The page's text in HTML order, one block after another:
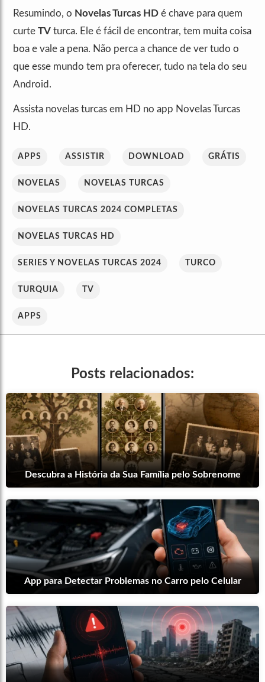
Resumindo, o Novelas Turcas HD é chave para quem
curte TV turca. Ele é fácil de encontrar, tem muita coisa
boa e vale a pena. Não perca a chance de ver tudo o
que esse mundo tem pra oferecer, tudo na tela do seu
Android.
Assista novelas turcas em HD no app Novelas Turcas
HD.
APPS ASSISTIR DOWNLOAD GRÁTIS
NOVELAS NOVELAS TURCAS
NOVELAS TURCAS 2024 COMPLETAS
NOVELAS TURCAS HD
SERIES Y NOVELAS TURCAS 2024 TURCO
TURQUIA TV
APPS
Posts relacionados:
Descubra a História da Sua Família pelo Sobrenome
App para Detectar Problemas no Carro pelo Celular